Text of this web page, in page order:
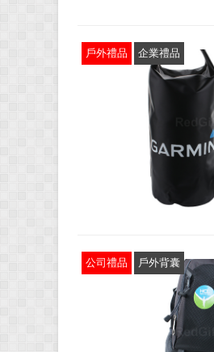
戶外禮品 企業禮品
公司禮品 戶外背囊